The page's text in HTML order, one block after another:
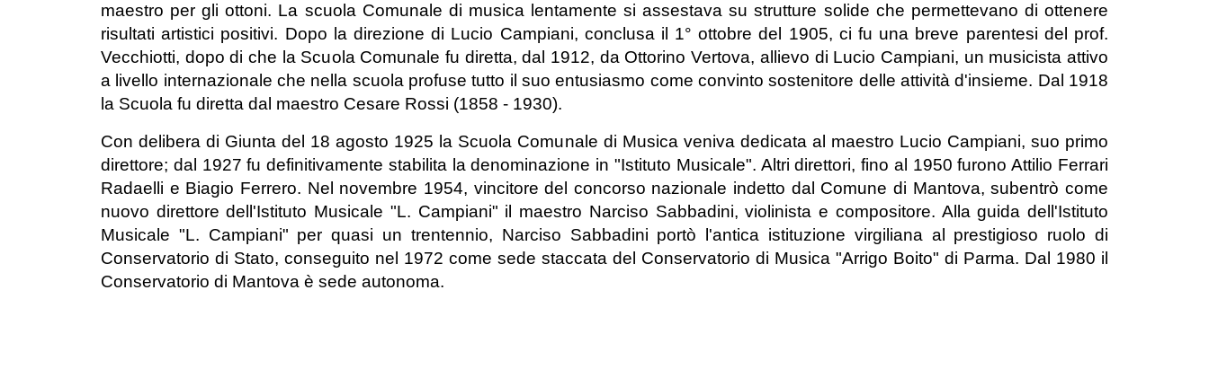
maestro per gli ottoni. La scuola Comunale di musica lentamente si assestava su strutture solide che permettevano di ottenere
risultati artistici positivi. Dopo la direzione di Lucio Campiani, conclusa il 1° ottobre del 1905, ci fu una breve parentesi del prof.
Vecchiotti, dopo di che la Scuola Comunale fu diretta, dal 1912, da Ottorino Vertova, allievo di Lucio Campiani, un musicista attivo
a livello internazionale che nella scuola profuse tutto il suo entusiasmo come convinto sostenitore delle attività d'insieme. Dal 1918
la Scuola fu diretta dal maestro Cesare Rossi (1858 - 1930).
Con delibera di Giunta del 18 agosto 1925 la Scuola Comunale di Musica veniva dedicata al maestro Lucio Campiani, suo primo
direttore; dal 1927 fu definitivamente stabilita la denominazione in "Istituto Musicale". Altri direttori, fino al 1950 furono Attilio Ferrari
Radaelli e Biagio Ferrero. Nel novembre 1954, vincitore del concorso nazionale indetto dal Comune di Mantova, subentrò come
nuovo direttore dell'Istituto Musicale "L. Campiani" il maestro Narciso Sabbadini, violinista e compositore. Alla guida dell'Istituto
Musicale "L. Campiani" per quasi un trentennio, Narciso Sabbadini portò l'antica istituzione virgiliana al prestigioso ruolo di
Conservatorio di Stato, conseguito nel 1972 come sede staccata del Conservatorio di Musica "Arrigo Boito" di Parma. Dal 1980 il
Conservatorio di Mantova è sede autonoma.